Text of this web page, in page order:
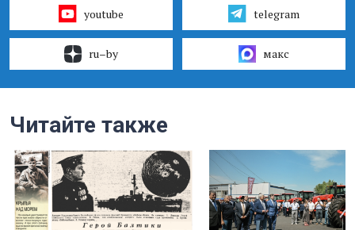
youtube telegram
ru–by макс
Читайте также